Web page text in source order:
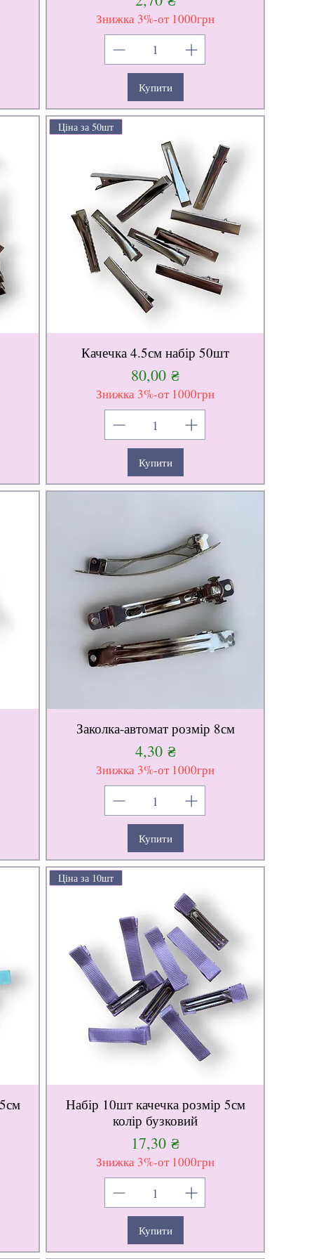
Знижка 3%-от 1000грн
Купити
Ціна за 50шт
Качечка 4.5см набір 50шт
Ціна
80,00 ₴
Знижка 3%-от 1000грн
Купити
Заколка-автомат розмір 8см
Ціна
4,30 ₴
Знижка 3%-от 1000грн
Купити
Ціна за 10шт
Набір 10шт качечка розмір 5см
колір бузковий
Ціна
17,30 ₴
Знижка 3%-от 1000грн
Купити